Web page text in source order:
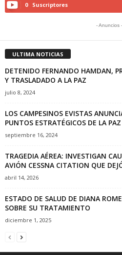
0 Suscriptores
- Anuncios -
ULTIMA NOTICIAS
DETENIDO FERNANDO HAMDAN,
Y TRASLADADO A LA PAZ
julio 8, 2024
LOS CAMPESINOS EVISTAS
PUNTOS ESTRATÉGICOS DE LA PAZ
septiembre 16, 2024
TRAGEDIA AÉREA: INVESTIGAN
AVIÓN CESSNA CITATION QUE
abril 14, 2026
ESTADO DE SALUD DE DIANA
SOBRE SU TRATAMIENTO
diciembre 1, 2025